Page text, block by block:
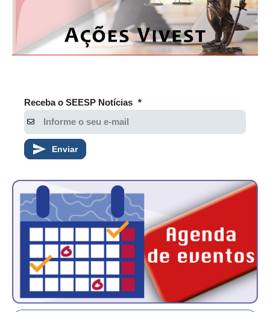
Receba o SEESP Notícias *
Enviar